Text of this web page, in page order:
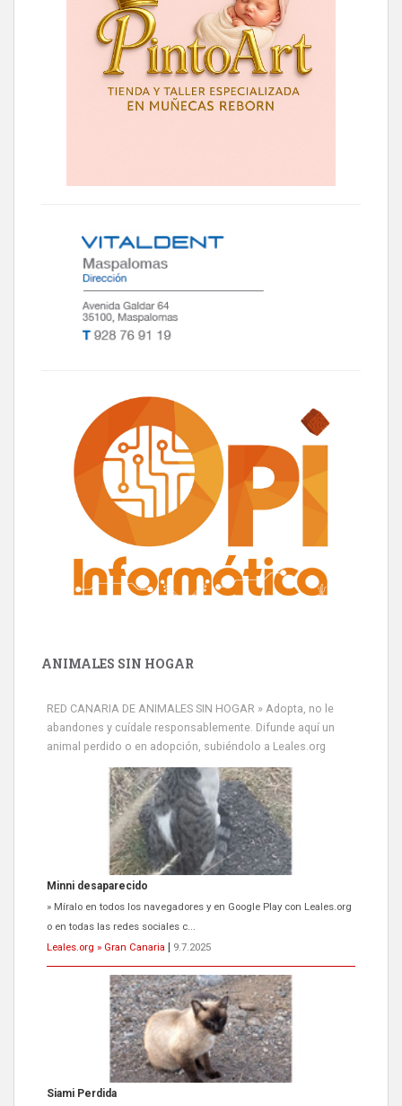
ANIMALES SIN HOGAR
RED CANARIA DE ANIMALES SIN HOGAR » Adopta, no le
abandones y cuídale responsablemente. Difunde aquí un
animal perdido o en adopción, subiéndolo a Leales.org
Minni desaparecido
» Míralo en todos los navegadores y en Google Play con Leales.org
o en todas las redes sociales c...
Leales.org » Gran Canaria
9.7.2025
Siami Perdida